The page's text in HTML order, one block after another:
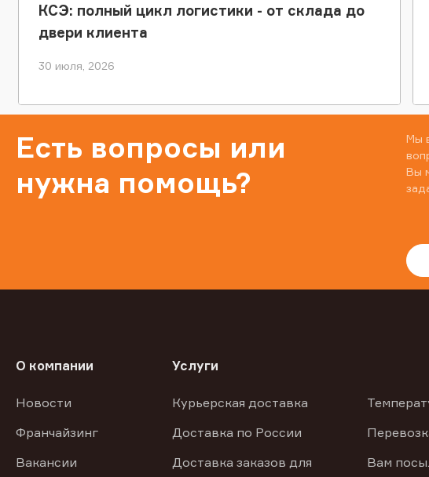
КСЭ: полный цикл логистики - от склада до
двери клиента
30 июля, 2026
Есть вопросы или
нужна помощь?
Мы
Вы
О компании
Новости
Франчайзинг
Вакансии
Услуги
Курьерская доставка
Доставка по России
Доставка заказов для
Вам